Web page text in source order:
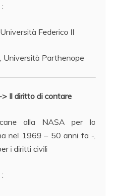
Federico II
Università Parthenope
Il diritto di contare
alla NASA per lo
nel 1969 – 50 anni fa -,
i diritti civili